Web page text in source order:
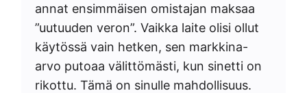
annat ensimmäisen omistajan maksaa
”uutuuden veron”. Vaikka laite olisi ollut
käytössä vain hetken, sen markkina-
arvo putoaa välittömästi, kun sinetti on
rikottu. Tämä on sinulle mahdollisuus.